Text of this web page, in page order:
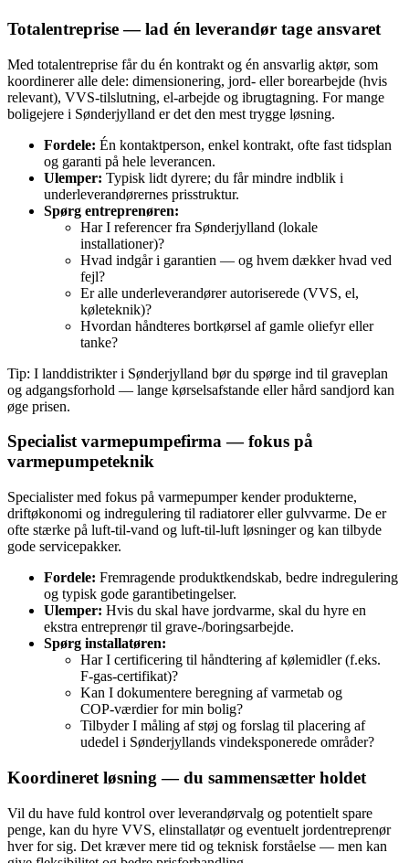
Totalentreprise — lad én leverandør tage ansvaret
Med totalentreprise får du én kontrakt og én ansvarlig aktør, som
koordinerer alle dele: dimensionering, jord- eller borearbejde (hvis
relevant), VVS‑tilslutning, el-arbejde og ibrugtagning. For mange
boligejere i Sønderjylland er det den mest trygge løsning.
Fordele: Én kontaktperson, enkel kontrakt, ofte fast tidsplan
og garanti på hele leverancen.
Ulemper: Typisk lidt dyrere; du får mindre indblik i
underleverandørernes prisstruktur.
Spørg entreprenøren:
Har I referencer fra Sønderjylland (lokale
installationer)?
Hvad indgår i garantien — og hvem dækker hvad ved
fejl?
Er alle underleverandører autoriserede (VVS, el,
køleteknik)?
Hvordan håndteres bortkørsel af gamle oliefyr eller
tanke?
Tip: I landdistrikter i Sønderjylland bør du spørge ind til graveplan
og adgangsforhold — lange kørselsafstande eller hård sandjord kan
øge prisen.
Specialist varmepumpefirma — fokus på
varmepumpeteknik
Specialister med fokus på varmepumper kender produkterne,
driftøkonomi og indregulering til radiatorer eller gulvvarme. De er
ofte stærke på luft‑til‑vand og luft‑til‑luft løsninger og kan tilbyde
gode servicepakker.
Fordele: Fremragende produktkendskab, bedre indregulering
og typisk gode garantibetingelser.
Ulemper: Hvis du skal have jordvarme, skal du hyre en
ekstra entreprenør til grave-/boringsarbejde.
Spørg installatøren:
Har I certificering til håndtering af kølemidler (f.eks.
F‑gas‑certifikat)?
Kan I dokumentere beregning af varmetab og
COP‑værdier for min bolig?
Tilbyder I måling af støj og forslag til placering af
udedel i Sønderjyllands vindeksponerede områder?
Koordineret løsning — du sammensætter holdet
Vil du have fuld kontrol over leverandørvalg og potentielt spare
penge, kan du hyre VVS, elinstallatør og eventuelt jordentreprenør
hver for sig. Det kræver mere tid og teknisk forståelse — men kan